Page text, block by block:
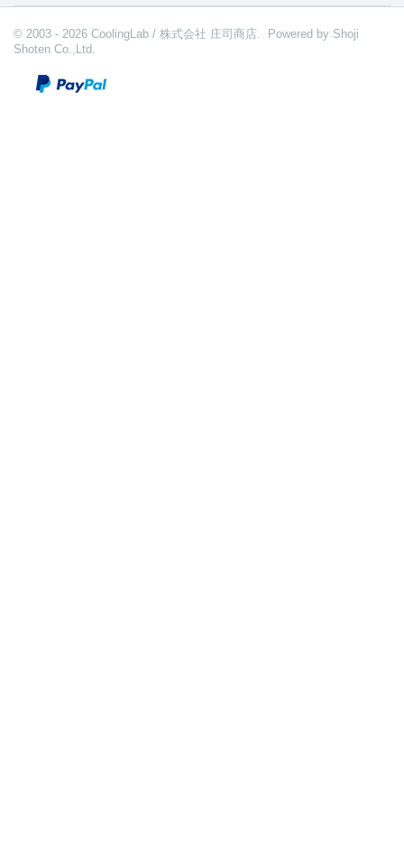
© 2003 - 2026 CoolingLab / 株式会社 庄司商店. Powered by Shoji
Shoten Co.,Ltd.